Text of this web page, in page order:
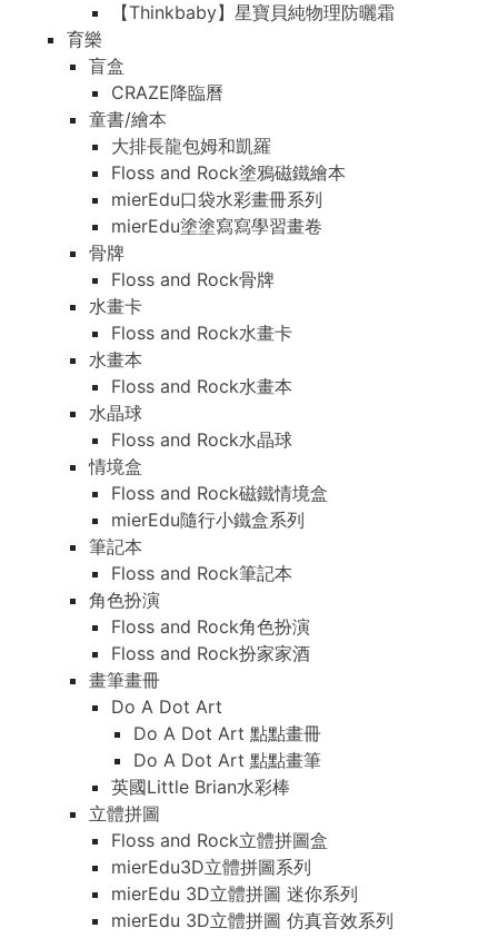
【Thinkbaby】星寶貝純物理防曬霜
育樂
盲盒
CRAZE降臨曆
童書/繪本
大排長龍包姆和凱羅
Floss and Rock塗鴉磁鐵繪本
mierEdu口袋水彩畫冊系列
mierEdu塗塗寫寫學習畫卷
骨牌
Floss and Rock骨牌
水畫卡
Floss and Rock水畫卡
水畫本
Floss and Rock水畫本
水晶球
Floss and Rock水晶球
情境盒
Floss and Rock磁鐵情境盒
mierEdu隨行小鐵盒系列
筆記本
Floss and Rock筆記本
角色扮演
Floss and Rock角色扮演
Floss and Rock扮家家酒
畫筆畫冊
Do A Dot Art
Do A Dot Art 點點畫冊
Do A Dot Art 點點畫筆
英國Little Brian水彩棒
立體拼圖
Floss and Rock立體拼圖盒
mierEdu3D立體拼圖系列
mierEdu 3D立體拼圖 迷你系列
mierEdu 3D立體拼圖 仿真音效系列